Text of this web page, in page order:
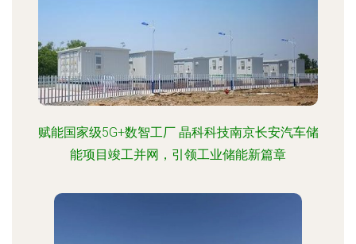
赋能国家级5G+数智工厂 晶科科技南京长安汽车储
能项目竣工并网，引领工业储能新篇章